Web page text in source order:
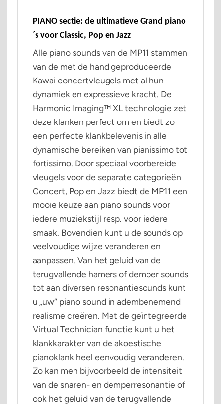
PIANO sectie: de ultimatieve Grand piano
´s voor Classic, Pop en Jazz
Alle piano sounds van de MP11 stammen
van de met de hand geproduceerde
Kawai concertvleugels met al hun
dynamiek en expressieve kracht. De
Harmonic Imaging™ XL technologie zet
deze klanken perfect om en biedt zo
een perfecte klankbelevenis in alle
dynamische bereiken van pianissimo tot
fortissimo. Door speciaal voorbereide
vleugels voor de separate categorieën
Concert, Pop en Jazz biedt de MP11 een
mooie keuze aan piano sounds voor
iedere muziekstijl resp. voor iedere
smaak. Bovendien kunt u de sounds op
veelvoudige wijze veranderen en
aanpassen. Van het geluid van de
terugvallende hamers of demper sounds
tot aan diversen resonantiesounds kunt
u „uw“ piano sound in adembenemend
realisme creëren. Met de geïntegreerde
Virtual Technician functie kunt u het
klankkarakter van de akoestische
pianoklank heel eenvoudig veranderen.
Zo kan men bijvoorbeeld de intensiteit
van de snaren- en demperresonantie of
ook het geluid van de terugvallende